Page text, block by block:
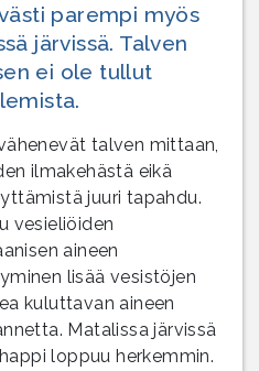
parempi myös
järvissä. Talven
ei ole tullut
talven mittaan,
ilmakehästä eikä
juuri tapahdu.
vesieliöiden
aineen
lisää vesistöjen
kuluttavan aineen
Matalissa järvissä
loppuu herkemmin.